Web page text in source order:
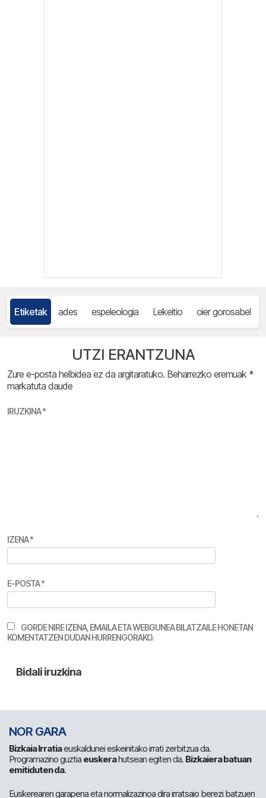
Etiketak ades espeleologia Lekeitio oier gorosabel
UTZI ERANTZUNA
Zure e-posta helbidea ez da argitaratuko. Beharrezko eremuak *
markatuta daude
IRUZKINA*
IZENA*
E-POSTA*
GORDE NIRE IZENA, EMAILA ETA WEBGUNEA BILATZAILE HONETAN
KOMENTATZEN DUDAN HURRENGORAKO.
NOR GARA
Bizkaia Irratiaeuskaldunei eskeinitako irrati zerbitzua da.
Programazino guztia euskerahutsean egiten da. Bizkaiera batuan
emitiduten da.
Euskerearen garapena eta normalizazinoa dira irratsaio berezi batzuen